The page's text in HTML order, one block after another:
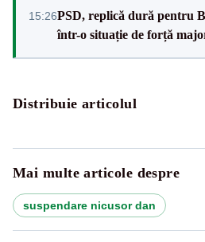
15:26PSD, replică dură pentru
într-o situație de forță
Distribuie articolul
Mai multe articole despre
suspendare nicusor dan